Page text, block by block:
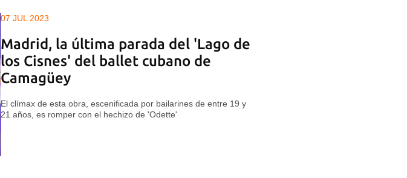
07 JUL 2023
Madrid, la última parada del 'Lago de
los Cisnes' del ballet cubano de
Camagüey
El clímax de esta obra, escenificada por bailarines de entre 19 y
21 años, es romper con el hechizo de 'Odette'